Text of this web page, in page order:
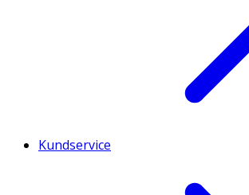
Kundservice